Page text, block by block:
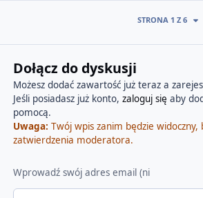
STRONA 1 Z 6
Dołącz do dyskusji
Możesz dodać zawartość już teraz a
Jeśli posiadasz już konto, zaloguj się aby
pomocą.
Uwaga: Twój wpis zanim będzie widoczny,
zatwierdzenia moderatora.